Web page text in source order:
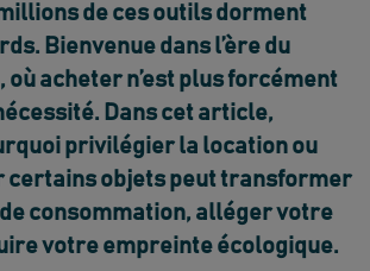
de ces outils dorment
Bienvenue dans l’ère du
acheter n’est plus forcément
Dans cet article,
privilégier la location ou
certains objets peut transformer
consommation, alléger votre
votre empreinte écologique.